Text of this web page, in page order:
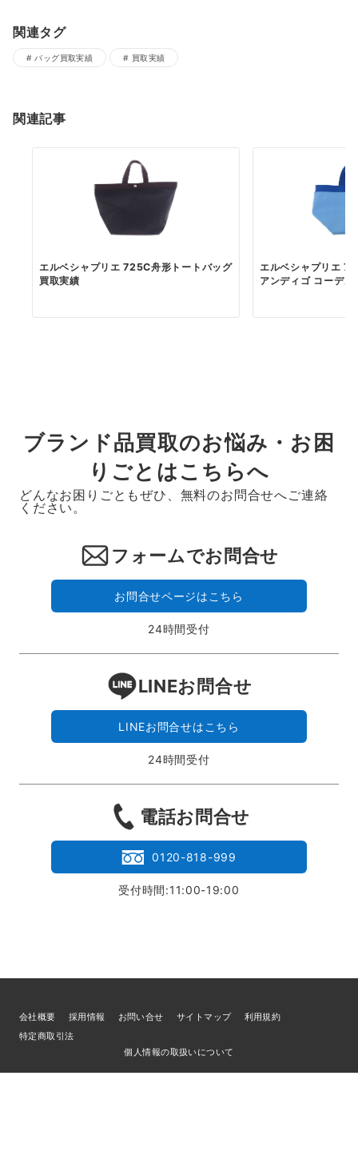
関連タグ
バッグ買取実績 買取実績
関連記事
エルベシャプリエ 725C舟形トートバッグ
買取実績
エルベシャプリエ
アンディゴ コーデ
ブランド品買取のお悩み・お困
りごとはこちらへ
どんなお困りごともぜひ、無料のお問合せへご連絡
ください。
フォームでお問合せ
お問合せページはこちら
24時間受付
LINEお問合せ
LINEお問合せはこちら
24時間受付
電話お問合せ
0120-818-999
受付時間:11:00-19:00
会社概要 採用情報 お問い合せ サイトマップ
利用規約
特定商取引法
個人情報の取扱いについて